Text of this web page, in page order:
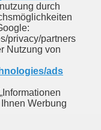
durch
privacy/partners
Nutzung von
ads
Werbung